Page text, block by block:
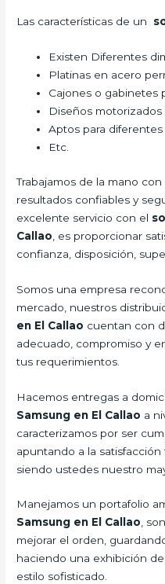
Las características de un
Existen Diferentes
Platinas en acero
Cajones o gabinetes
Diseños
Aptos para
Etc.
Trabajamos de la mano
resultados confiables y
excelente servicio con el
Callao , es proporcionar
confianza, disposición,
Somos una empresa
mercado, nuestros
en El Callao cuentan con
adecuado, compromiso y
tus requerimientos.
Hacemos entregas a
Samsung en El Callao a
caracterizamos por ser
apuntando a la
siendo ustedes nuestro
Manejamos un portafolio
Samsung en El Callao,
mejorar el orden,
haciendo una exhibición
estilo sofisticado.